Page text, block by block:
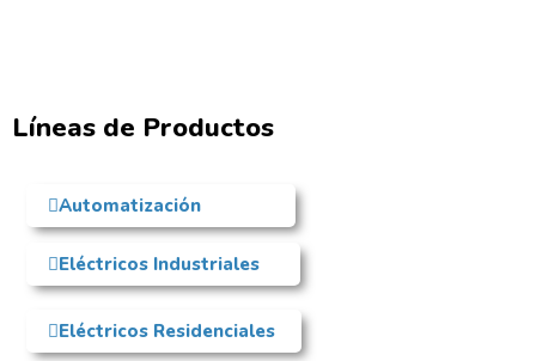
Líneas de Productos
Automatización
Eléctricos Industriales
Eléctricos Residenciales